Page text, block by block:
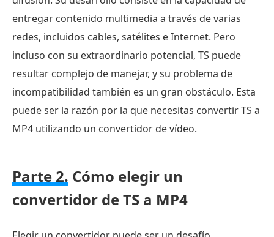
entregar contenido multimedia a través de varias
redes, incluidos cables, satélites e Internet. Pero
incluso con su extraordinario potencial, TS puede
resultar complejo de manejar, y su problema de
incompatibilidad también es un gran obstáculo. Esta
puede ser la razón por la que necesitas convertir TS a
MP4 utilizando un convertidor de vídeo.
Parte 2. Cómo elegir un
convertidor de TS a MP4